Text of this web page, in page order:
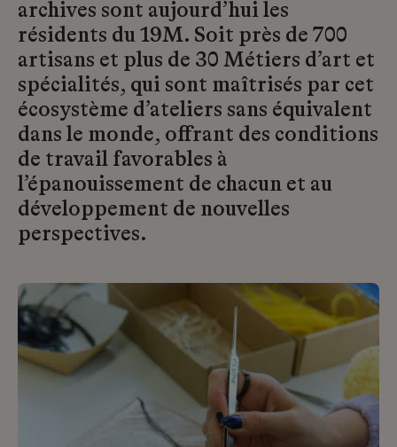
archives sont aujourd’hui les
résidents du 19M. Soit près de 700
artisans et plus de 30 Métiers d’art et
spécialités, qui sont maîtrisés par cet
écosystème d’ateliers sans équivalent
dans le monde, offrant des conditions
de travail favorables à
l’épanouissement de chacun et au
développement de nouvelles
perspectives.